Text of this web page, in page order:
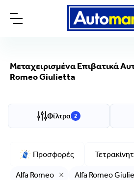
Μεταχειρισμένα Επιβατικά
Romeo Giulietta
Φίλτρα 2
Προσφορές
Alfa Romeo Alfa Romeo
Επιλογές προβολής
Μάρκα